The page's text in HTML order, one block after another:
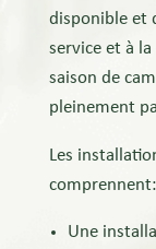
disponible et
service et à la
saison de
pleinement
Les
comprennent:
Une